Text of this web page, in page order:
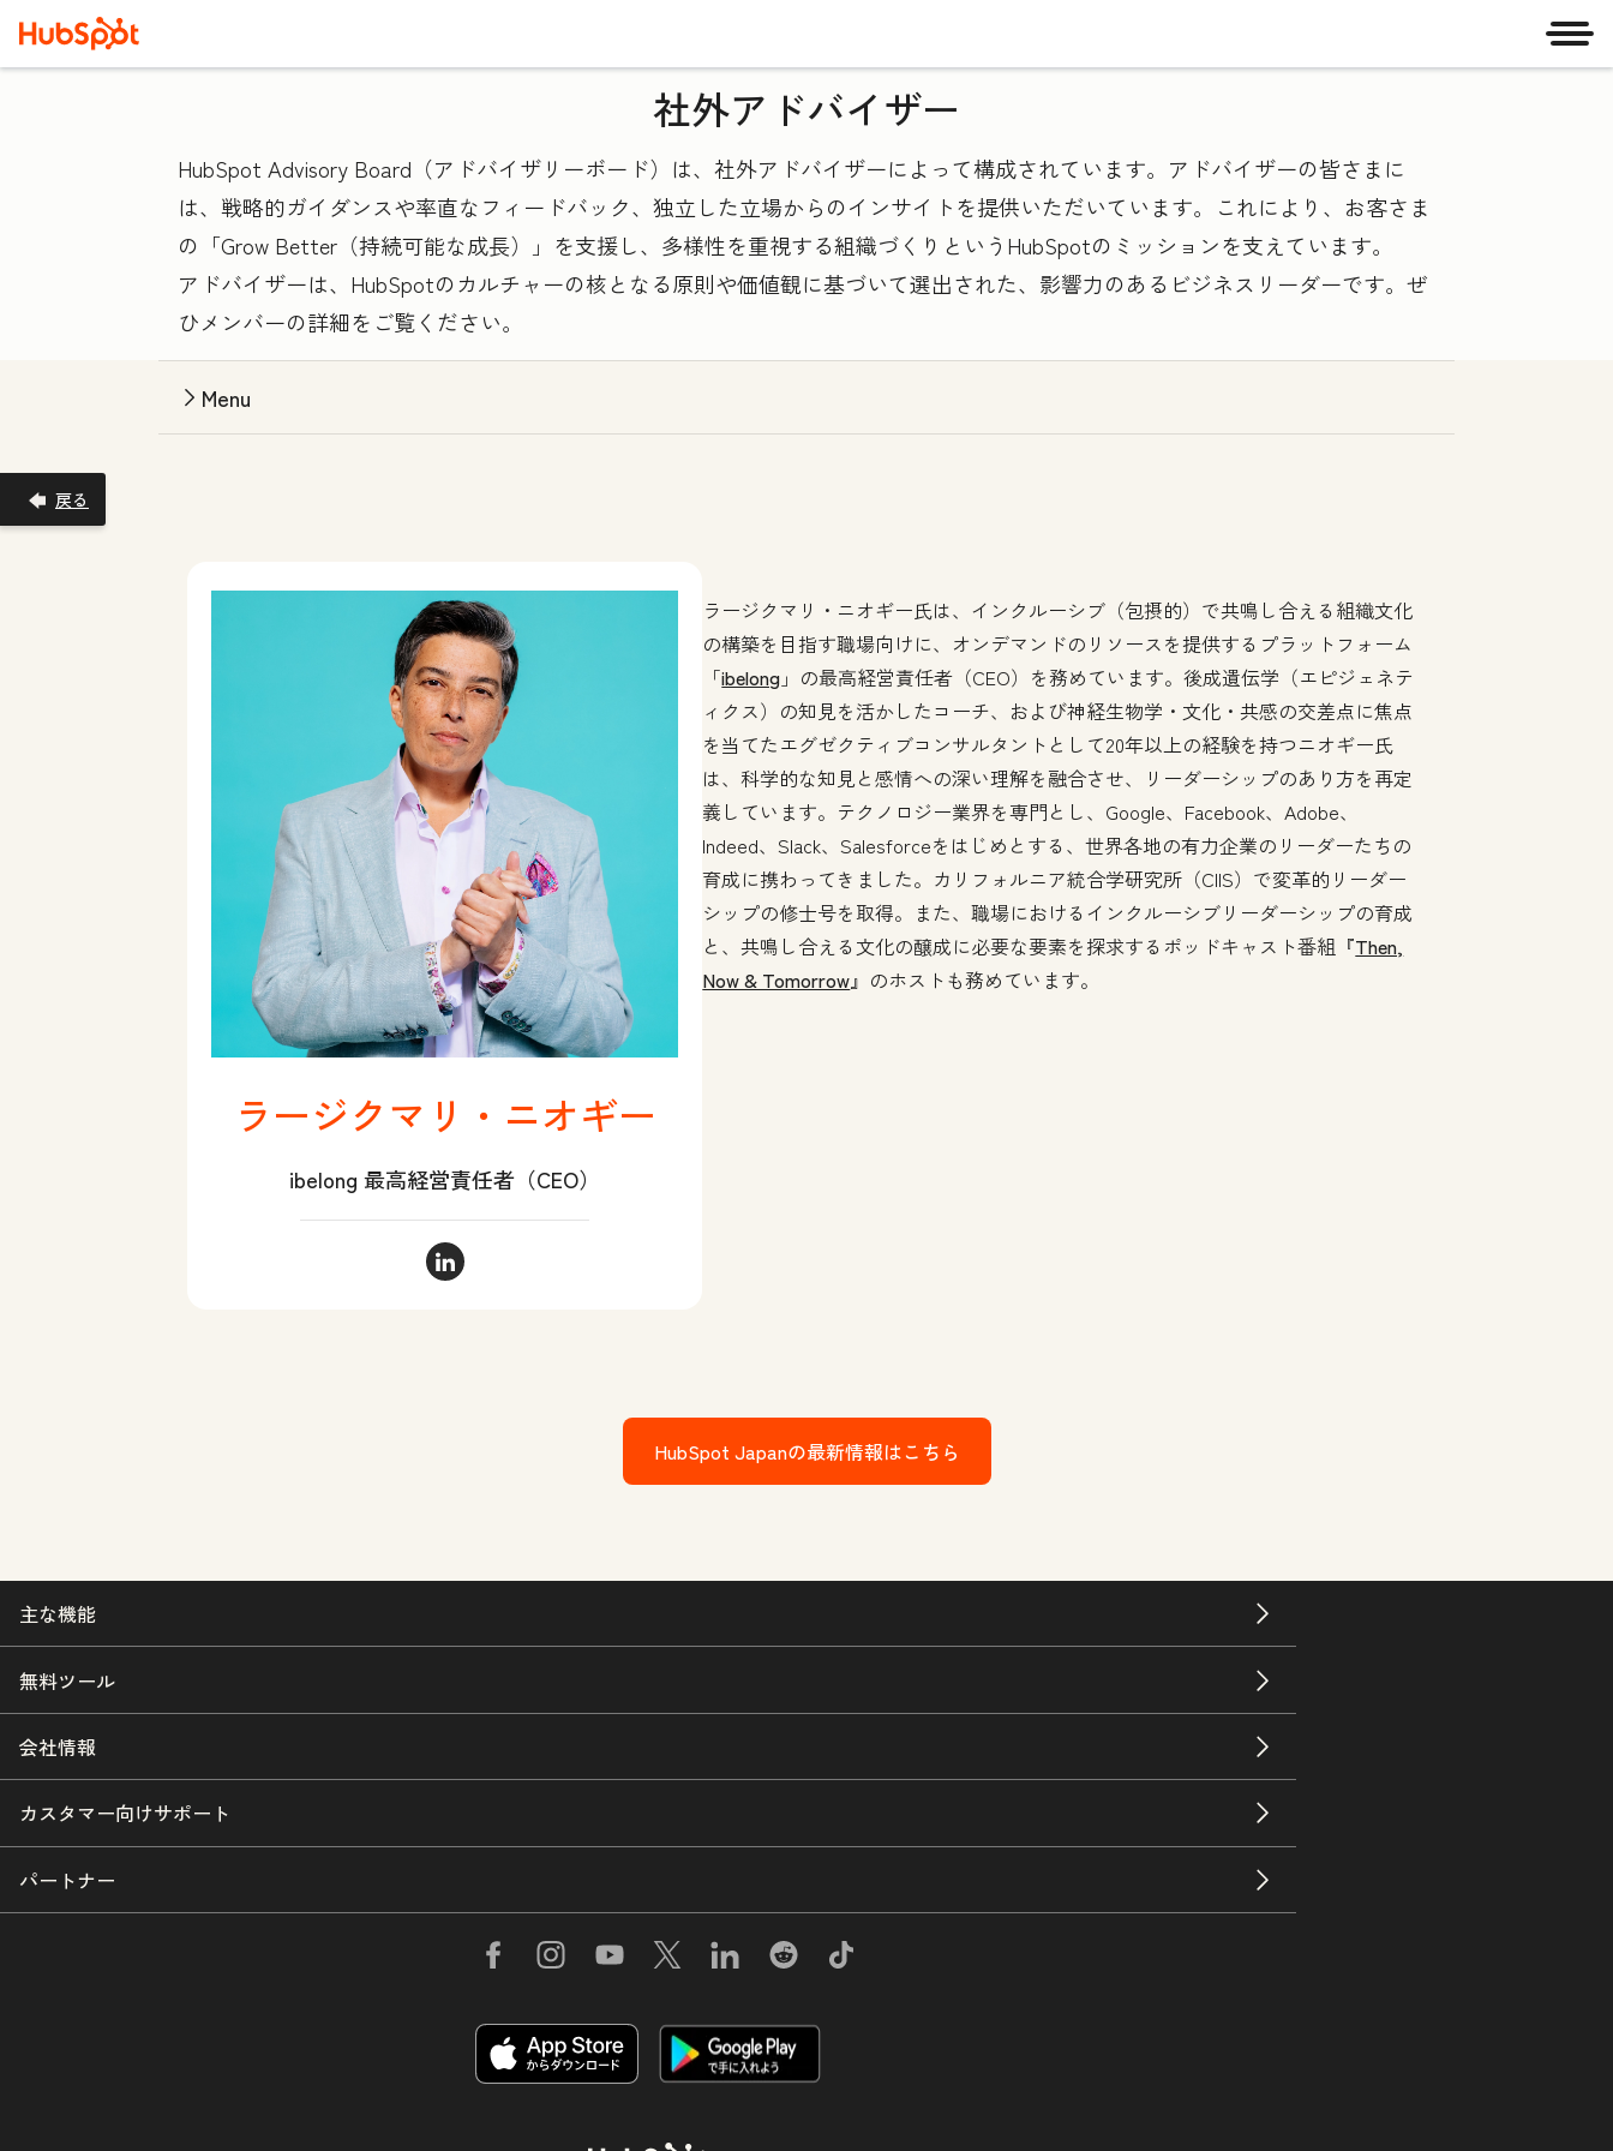
メ
社外アドバイザー
HubSpot Advisory Board（アドバイザリーボード）は、社外アドバイザーによって構成されています。アドバイザーの皆さまに
は、戦略的ガイダンスや率直なフィードバック、独立した立場からのインサイトを提供いただいています。これにより、お客さま
の「Grow Better（持続可能な成長）」を支援し、多様性を重視する組織づくりというHubSpotのミッションを支えています。
アドバイザーは、HubSpotのカルチャーの核となる原則や価値観に基づいて選出された、影響力のあるビジネスリーダーです。ぜ
ひメンバーの詳細をご覧ください。
Menu
戻る
ラージクマリ・ニオギー
ibelong 最高経営責任者（CEO）
ラージクマリ・ニオギー LinkedIn
ラージクマリ・ニオギー氏は、インクルーシブ（包摂的）で共鳴し合える組織文化
の構築を目指す職場向けに、オンデマンドのリソースを提供するプラットフォーム
「ibelong 」の最高経営責任者（CEO）を務めています。後成遺伝学（エピジェネテ
ィクス）の知見を活かしたコーチ、および神経生物学・文化・共感の交差点に焦点
を当てたエグゼクティブコンサルタントとして20年以上の経験を持つニオギー氏
は、科学的な知見と感情への深い理解を融合させ、リーダーシップのあり方を再定
義しています。テクノロジー業界を専門とし、Google、Facebook、Adobe、
Indeed、Slack、Salesforceをはじめとする、世界各地の有力企業のリーダーたちの
育成に携わってきました。カリフォルニア統合学研究所（CIIS）で変革的リーダー
シップの修士号を取得。また、職場におけるインクルーシブリーダーシップの育成
と、共鳴し合える文化の醸成に必要な要素を探求するポッドキャスト番組『Then,
Now & Tomorrow』のホストも務めています。
HubSpot Japanの最新情報はこちら
主な機能
無料ツール
会社情報
カスタマー向けサポート
パートナー